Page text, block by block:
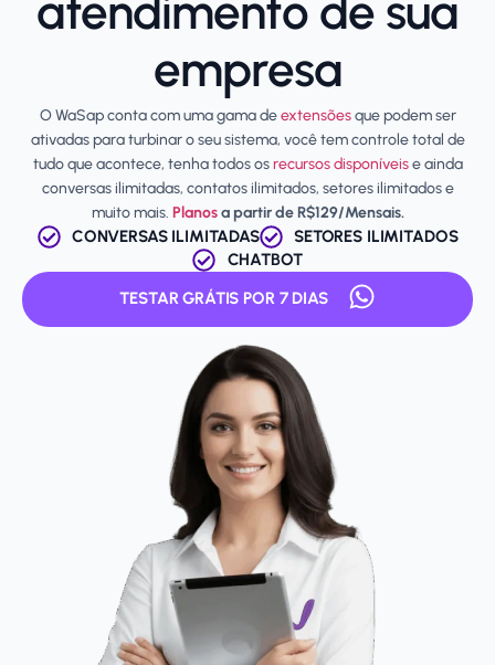
empresa
O WaSap conta com uma gama deextensõesque podem ser
ativadas para turbinar o seu sistema, você tem controle total de
tudo que acontece, tenha todos osrecursos disponíveise ainda
conversas ilimitadas, contatos ilimitados, setores ilimitados e
muito mais. Planosa partir de R$129/Mensais.
CONVERSAS ILIMITADAS
SETORES ILIMITADOS
CHATBOT
TESTAR GRÁTIS POR 7 DIAS